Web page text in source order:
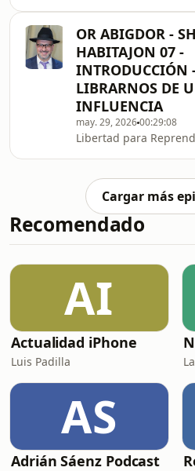
OR ABIGDOR -
HABITAJON 07 -
INTRODUCCIÓN
LIBRARNOS DE
INFLUENCIA
may. 29, 202600:29:08
Libertad para
Cargar más
Recomendado
AI
Actualidad iPhone
Luis Padilla
AS
Adrián Sáenz Podcast